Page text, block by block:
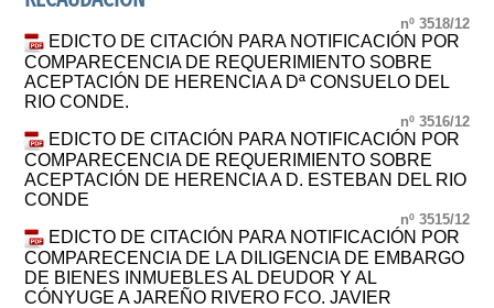
nº 3518/12
EDICTO DE CITACIÓN PARA NOTIFICACIÓN POR
COMPARECENCIA DE REQUERIMIENTO SOBRE
ACEPTACIÓN DE HERENCIA A Dª CONSUELO DEL
RIO CONDE.
nº 3516/12
EDICTO DE CITACIÓN PARA NOTIFICACIÓN POR
COMPARECENCIA DE REQUERIMIENTO SOBRE
ACEPTACIÓN DE HERENCIA A D. ESTEBAN DEL RIO
CONDE
nº 3515/12
EDICTO DE CITACIÓN PARA NOTIFICACIÓN POR
COMPARECENCIA DE LA DILIGENCIA DE EMBARGO
DE BIENES INMUEBLES AL DEUDOR Y AL
CÓNYUGE A JAREÑO RIVERO FCO. JAVIER